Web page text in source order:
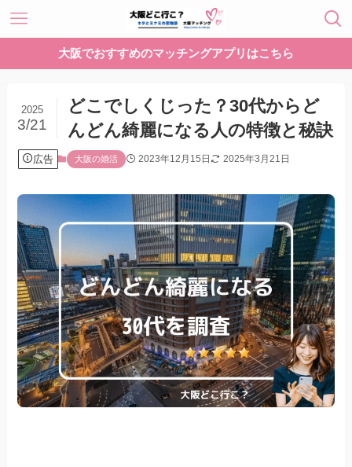
大阪でおすすめのマッチングアプリはこちら
どこでしくじった？30代からど
んどん綺麗になる人の特徴と秘訣
2025
3/21
広告 大阪の婚活 2023年12月15日 2025年3月21日